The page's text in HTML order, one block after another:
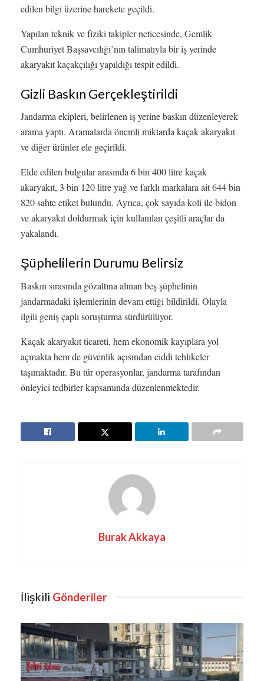
edilen bilgi üzerine harekete geçildi.
Yapılan teknik ve fiziki takipler neticesinde, Gemlik
Cumhuriyet Başsavcılığı’nın talimatıyla bir iş yerinde
akaryakıt kaçakçılığı yapıldığı tespit edildi.
Gizli Baskın Gerçekleştirildi
Jandarma ekipleri, belirlenen iş yerine baskın düzenleyerek
arama yaptı. Aramalarda önemli miktarda kaçak akaryakıt
ve diğer ürünler ele geçirildi.
Elde edilen bulgular arasında 6 bin 400 litre kaçak
akaryakıt, 3 bin 120 litre yağ ve farklı markalara ait 644 bin
820 sahte etiket bulundu. Ayrıca, çok sayıda koli ile bidon
ve akaryakıt doldurmak için kullanılan çeşitli araçlar da
yakalandı.
Şüphelilerin Durumu Belirsiz
Baskın sırasında gözaltına alınan beş şüphelinin
jandarmadaki işlemlerinin devam ettiği bildirildi. Olayla
ilgili geniş çaplı soruşturma sürdürülüyor.
Kaçak akaryakıt ticareti, hem ekonomik kayıplara yol
açmakta hem de güvenlik açısından ciddi tehlikeler
taşımaktadır. Bu tür operasyonlar, jandarma tarafından
önleyici tedbirler kapsamında düzenlenmektedir.
Burak Akkaya
İlişkili Gönderiler